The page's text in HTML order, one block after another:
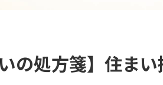
の処方箋】住ま